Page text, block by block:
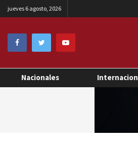
jueves 6 agosto, 2026
Nacionales